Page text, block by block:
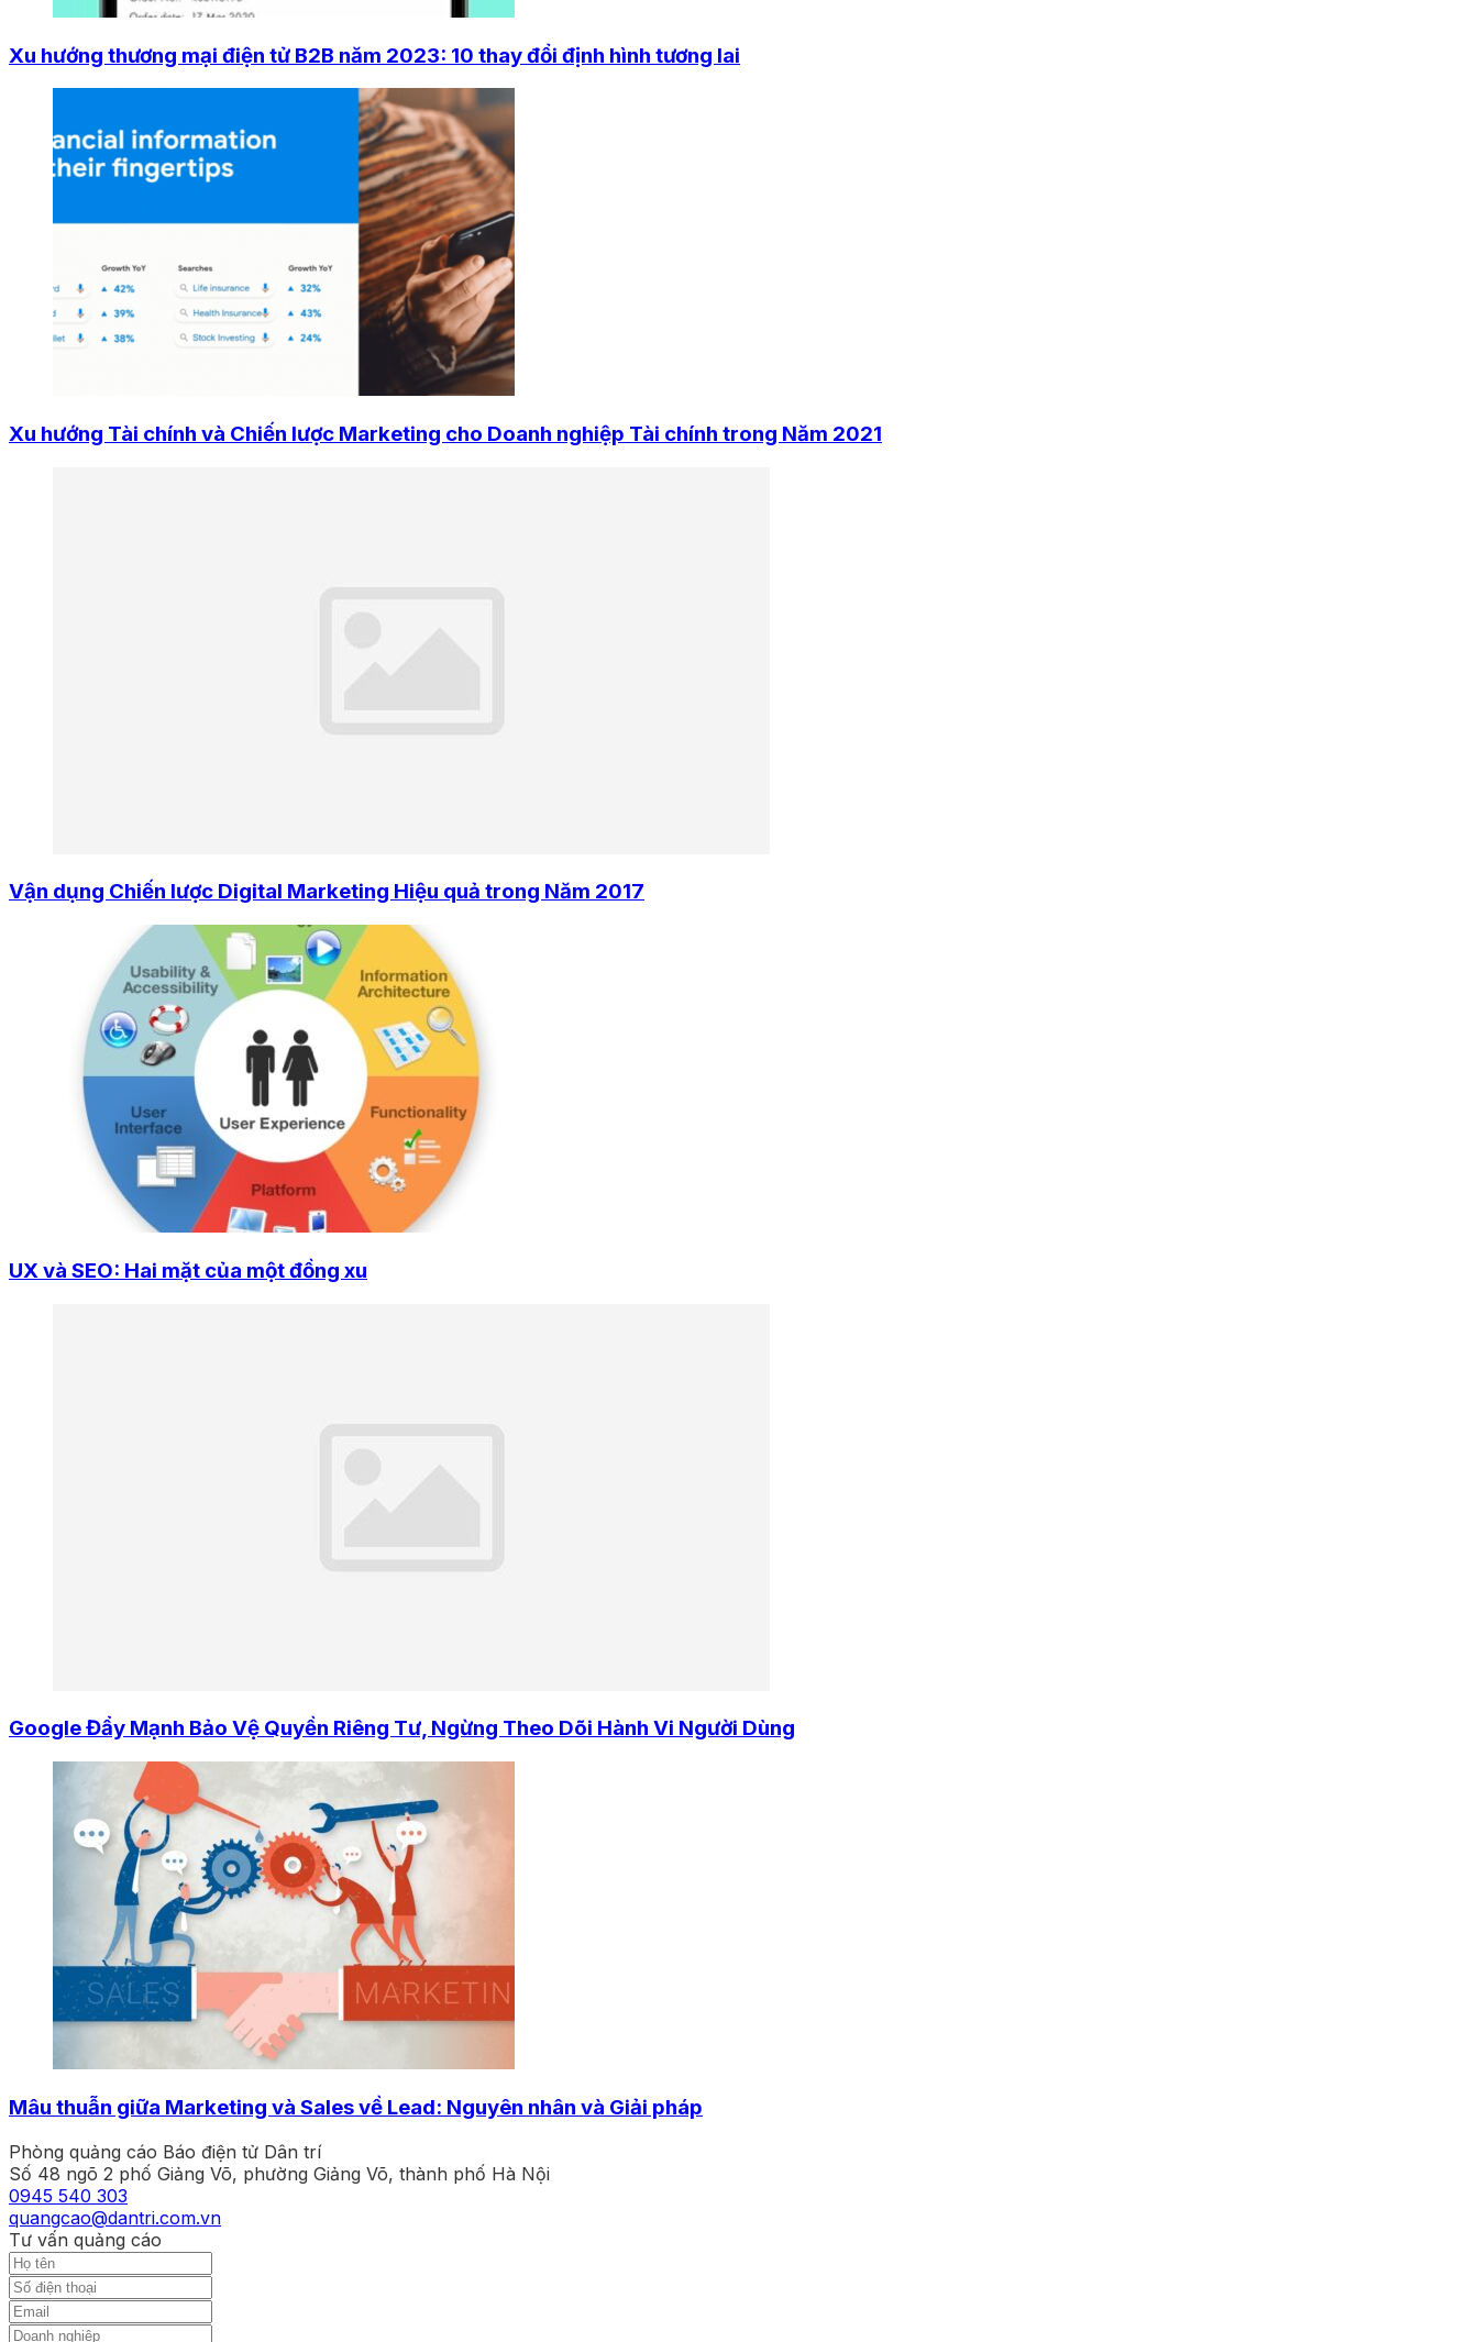
Xu hướng thương mại điện tử B2B năm 2023: 10 thay đổi định hình tương lai
Xu hướng Tài chính và Chiến lược Marketing cho Doanh nghiệp Tài chính trong Năm 2021
Vận dụng Chiến lược Digital Marketing Hiệu quả trong Năm 2017
UX và SEO: Hai mặt của một đồng xu
Google Đẩy Mạnh Bảo Vệ Quyền Riêng Tư, Ngừng Theo Dõi Hành Vi Người Dùng
Mâu thuẫn giữa Marketing và Sales về Lead: Nguyên nhân và Giải pháp
Phòng quảng cáo Báo điện tử Dân trí
Số 48 ngõ 2 phố Giảng Võ, phường Giảng Võ, thành phố Hà Nội
0945 540 303
quangcao@dantri.com.vn
Tư vấn quảng cáo